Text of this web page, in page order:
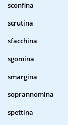
sconfina
scrutina
sfacchina
sgomina
smargina
soprannomina
spettina